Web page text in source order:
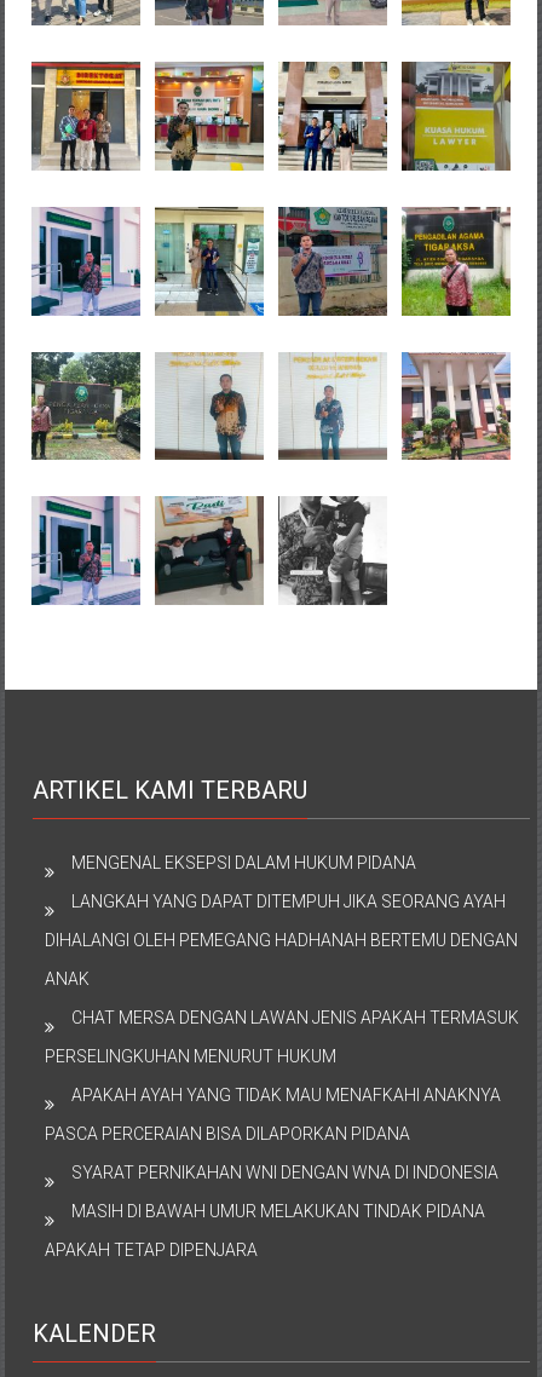
ARTIKEL KAMI TERBARU
MENGENAL EKSEPSI DALAM HUKUM PIDANA
LANGKAH YANG DAPAT DITEMPUH JIKA SEORANG AYAH
DIHALANGI OLEH PEMEGANG HADHANAH BERTEMU DENGAN
ANAK
CHAT MERSA DENGAN LAWAN JENIS APAKAH TERMASUK
PERSELINGKUHAN MENURUT HUKUM
APAKAH AYAH YANG TIDAK MAU MENAFKAHI ANAKNYA
PASCA PERCERAIAN BISA DILAPORKAN PIDANA
SYARAT PERNIKAHAN WNI DENGAN WNA DI INDONESIA
MASIH DI BAWAH UMUR MELAKUKAN TINDAK PIDANA
APAKAH TETAP DIPENJARA
KALENDER